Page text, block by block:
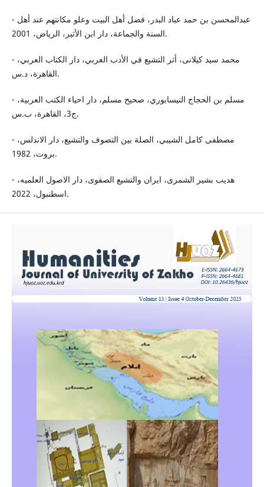
- عبدالمحسن بن حمد عباد البدر، فضل أهل البيت وعلو مكانتهم عند أهل
السنة والجماعة، دار ابن الأثیر، الریاض، 2001.
- محمد سید كیلانی، أثر التشيع في الأدب العربي، دار الكتاب العربي،
القاهرة، د.س.
- مسلم بن الحجاج النيسابوري، صحيح مسلم، دار احياء الكتب العربية،
ج3، القاهرة، ب.س.
- مصطفى كامل الشيبي، الصلة بين التصوف والتشيع، دار الاندلس،
بروت، 1982.
- هدیب بشیر الشمری، ایران والتشیع الصفوی، دار الاصول العلمیه‌،
اسطنبول، 2022.